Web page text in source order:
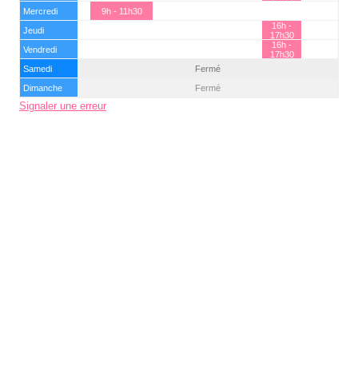
Mercredi
9h - 11h30
Jeudi
16h -
17h30
Vendredi
16h -
17h30
Samedi
Fermé
Dimanche
Fermé
Signaler une erreur